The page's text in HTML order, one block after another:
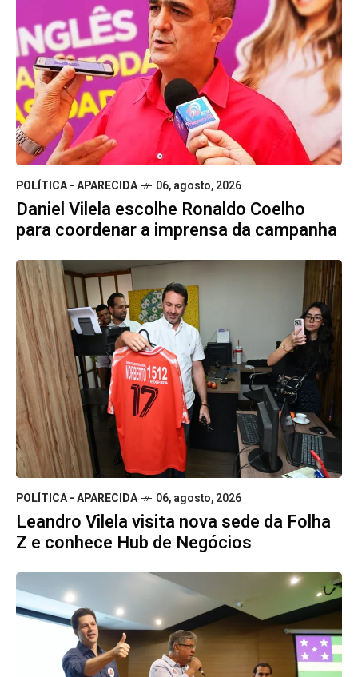
POLÍTICA - APARECIDA 06, agosto, 2026
Daniel Vilela escolhe Ronaldo Coelho
para coordenar a imprensa da campanha
POLÍTICA - APARECIDA 06, agosto, 2026
Leandro Vilela visita nova sede da Folha
Z e conhece Hub de Negócios